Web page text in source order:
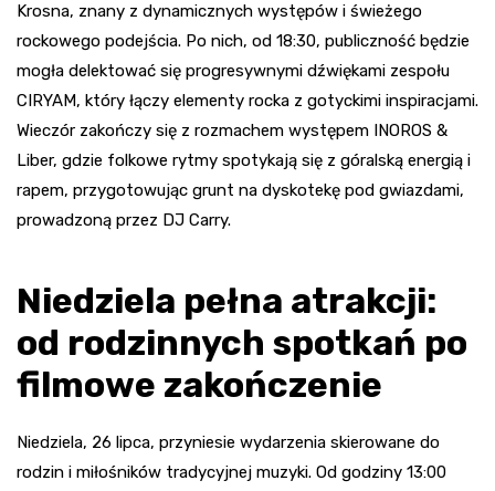
Krosna, znany z dynamicznych występów i świeżego
rockowego podejścia. Po nich, od 18:30, publiczność będzie
mogła delektować się progresywnymi dźwiękami zespołu
CIRYAM, który łączy elementy rocka z gotyckimi inspiracjami.
Wieczór zakończy się z rozmachem występem INOROS &
Liber, gdzie folkowe rytmy spotykają się z góralską energią i
rapem, przygotowując grunt na dyskotekę pod gwiazdami,
prowadzoną przez DJ Carry.
Niedziela pełna atrakcji:
od rodzinnych spotkań po
filmowe zakończenie
Niedziela, 26 lipca, przyniesie wydarzenia skierowane do
rodzin i miłośników tradycyjnej muzyki. Od godziny 13:00